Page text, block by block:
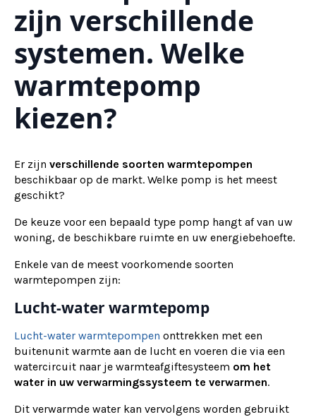
zijn verschillende
systemen. Welke
warmtepomp
kiezen?
Er zijn verschillende soorten warmtepompen
beschikbaar op de markt. Welke pomp is het meest
geschikt?
De keuze voor een bepaald type pomp hangt af van uw
woning, de beschikbare ruimte en uw energiebehoefte.
Enkele van de meest voorkomende soorten
warmtepompen zijn:
Lucht-water warmtepomp
Lucht-water warmtepompen onttrekken met een
buitenunit warmte aan de lucht en voeren die via een
watercircuit naar je warmteafgiftesysteem om het
water in uw verwarmingssysteem te verwarmen.
Dit verwarmde water kan vervolgens worden gebruikt